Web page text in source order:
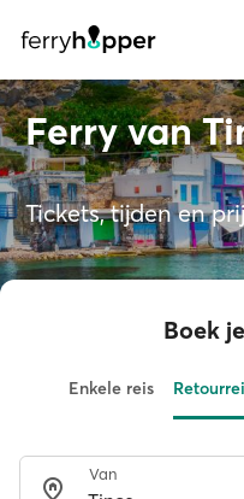
Ferry van
Tickets, tijden en
Boek
Enkele reis
Van